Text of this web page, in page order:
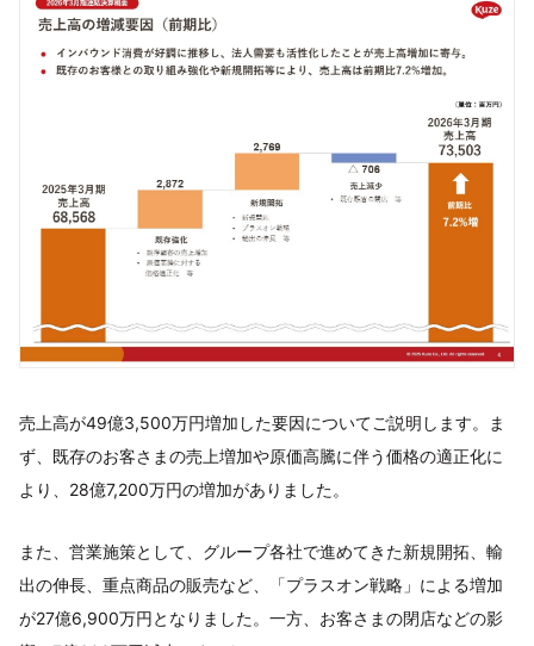
売上高が49億3,500万円増加した要因についてご説明します。ま
ず、既存のお客さまの売上増加や原価高騰に伴う価格の適正化に
より、28億7,200万円の増加がありました。
また、営業施策として、グループ各社で進めてきた新規開拓、輸
出の伸長、重点商品の販売など、「プラスオン戦略」による増加
が27億6,900万円となりました。一方、お客さまの閉店などの影